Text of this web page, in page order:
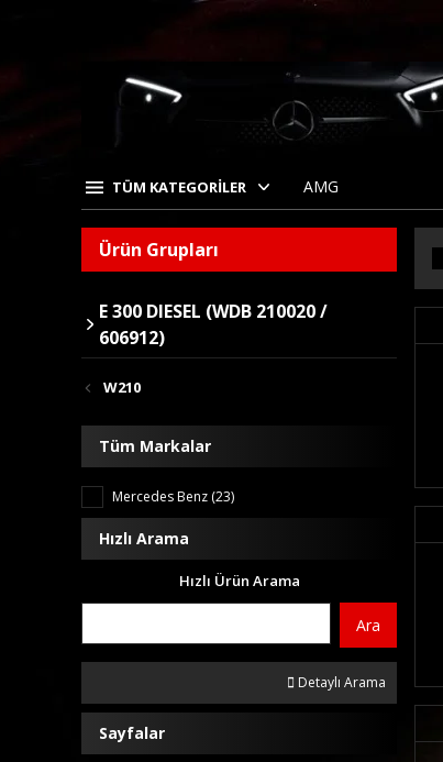
TÜM KATEGORİLER AMG
Ürün Grupları
E 300 DIESEL (WDB 210020 /
606912)
W210
Tüm Markalar
Mercedes Benz (23)
Hızlı Arama
Hızlı Ürün Arama
Ara
Detaylı Arama
Sayfalar